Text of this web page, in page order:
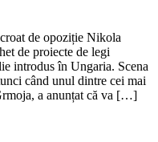
de opoziție Nikola
de proiecte de legi
introdus în Ungaria. Scena
când unul dintre cei mai
a anunțat că va […]